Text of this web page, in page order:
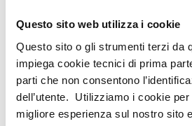
Questo sito web utilizza i cookie
Questo sito o gli strumenti terzi da
impiega cookie tecnici di prima
parti che non consentono
dell’utente. Utilizziamo i cookie
migliore esperienza sul nostro sito